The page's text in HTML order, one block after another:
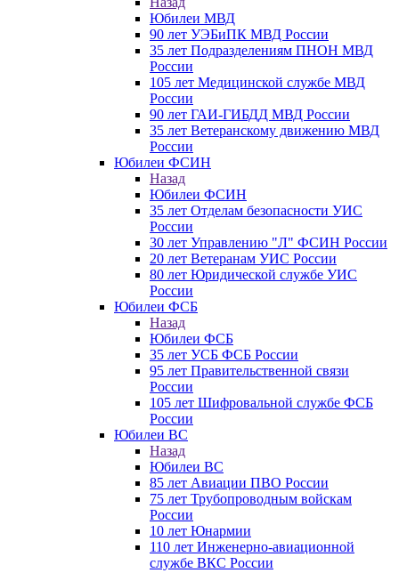
Юбилеи МВД
90 лет УЭБиПК МВД России
35 лет Подразделениям ПНОН МВД
России
105 лет Медицинской службе МВД
России
90 лет ГАИ-ГИБДД МВД России
35 лет Ветеранскому движению МВД
России
Юбилеи ФСИН
Назад
Юбилеи ФСИН
35 лет Отделам безопасности УИС
России
30 лет Управлению "Л" ФСИН России
20 лет Ветеранам УИС России
80 лет Юридической службе УИС
России
Юбилеи ФСБ
Назад
Юбилеи ФСБ
35 лет УСБ ФСБ России
95 лет Правительственной связи
России
105 лет Шифровальной службе ФСБ
России
Юбилеи ВС
Назад
Юбилеи ВС
85 лет Авиации ПВО России
75 лет Трубопроводным войскам
России
10 лет Юнармии
110 лет Инженерно-авиационной
службе ВКС России